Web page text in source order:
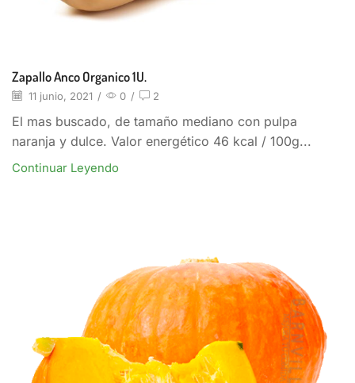
Zapallo Anco Organico 1U.
11 junio, 2021 / 0 / 2
El mas buscado, de tamaño mediano con pulpa
naranja y dulce. Valor energético 46 kcal / 100g...
Continuar Leyendo